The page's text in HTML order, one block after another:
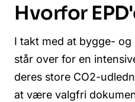
Hvorfor
I takt med at bygge-
står over for en
deres store CO2-
at være valgfri